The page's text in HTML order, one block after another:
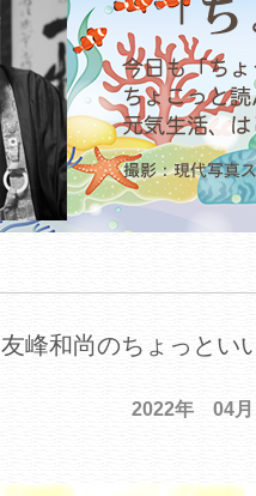
友峰和尚のちょっとい
2022年 04